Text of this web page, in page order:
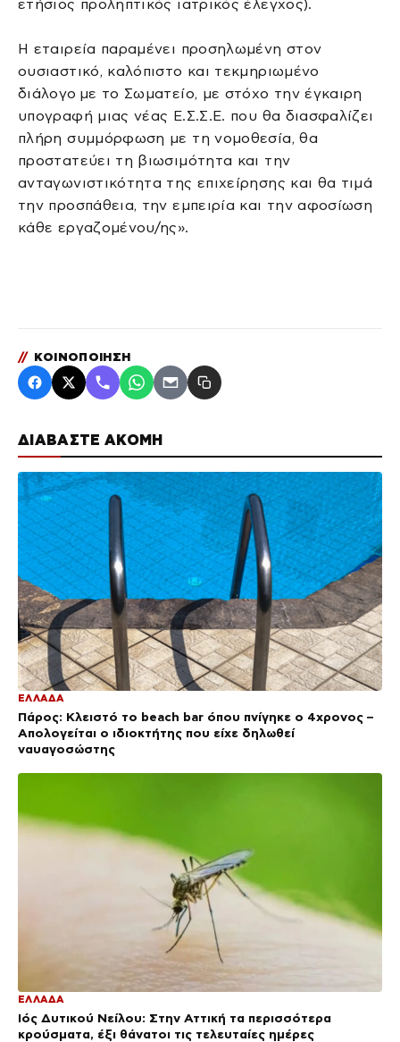
ΔΙΑΒΑΣΤΕ ΑΚΟΜΗ
ΕΛΛΑΔΑ
Πάρος: Κλειστό το beach bar όπου πνίγηκε ο 4χρονος –
Απολογείται ο ιδιοκτήτης που είχε δηλωθεί
ναυαγοσώστης
ΕΛΛΑΔΑ
Ιός Δυτικού Νείλου: Στην Αττική τα περισσότερα
κρούσματα, έξι θάνατοι τις τελευταίες ημέρες
ετήσιος προληπτικός ιατρικός έλεγχος).
Η εταιρεία παραμένει προσηλωμένη στον
ουσιαστικό, καλόπιστο και τεκμηριωμένο
διάλογο με το Σωματείο, με στόχο την έγκαιρη
υπογραφή μιας νέας Ε.Σ.Σ.Ε. που θα διασφαλίζει
πλήρη συμμόρφωση με τη νομοθεσία, θα
προστατεύει τη βιωσιμότητα και την
ανταγωνιστικότητα της επιχείρησης και θα τιμά
την προσπάθεια, την εμπειρία και την αφοσίωση
κάθε εργαζομένου/ης».
// ΚΟΙΝΟΠΟΙΗΣΗ